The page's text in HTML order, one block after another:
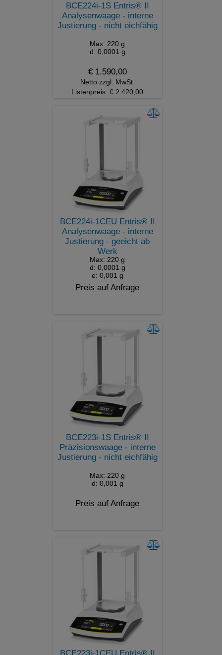
BCE224i-1S Entris® II
Analysenwaage - interne
Justierung - nicht eichfähig
Max: 220 g
d: 0,0001 g
€ 1.590,00
Netto zzgl. MwSt.
Listenpreis: € 2.420,00
BCE224i-1CEU Entris® II
Analysenwaage - interne
Justierung - geeicht ab
Werk
Max: 220 g
d: 0,0001 g
e: 0,001 g
Preis auf Anfrage
BCE223i-1S Entris® II
Präzisionswaage - interne
Justierung - nicht eichfähig
Max: 220 g
d: 0,001 g
Preis auf Anfrage
BCE223i-1CEU Entris® II